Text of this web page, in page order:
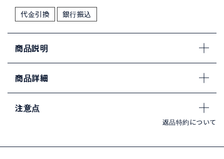
代金引換 銀行振込
商品説明
商品詳細
注意点
返品特約について